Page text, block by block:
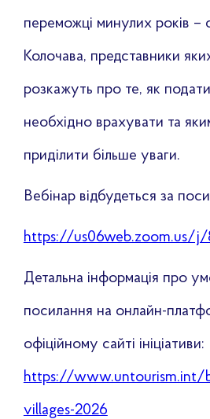
переможці минулих років –
Колочава, представники
розкажуть про те, як
необхідно врахувати та
приділити більше уваги.
Вебінар відбудеться за
https://us06web.zoom.us/j/
Детальна інформація про
посилання на онлайн-
офіційному сайті ініціативи:
https://www.untourism.int/
villages-2026